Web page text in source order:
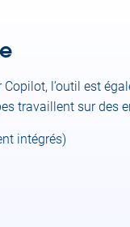
l’outil est
travaillent sur des
intégrés)